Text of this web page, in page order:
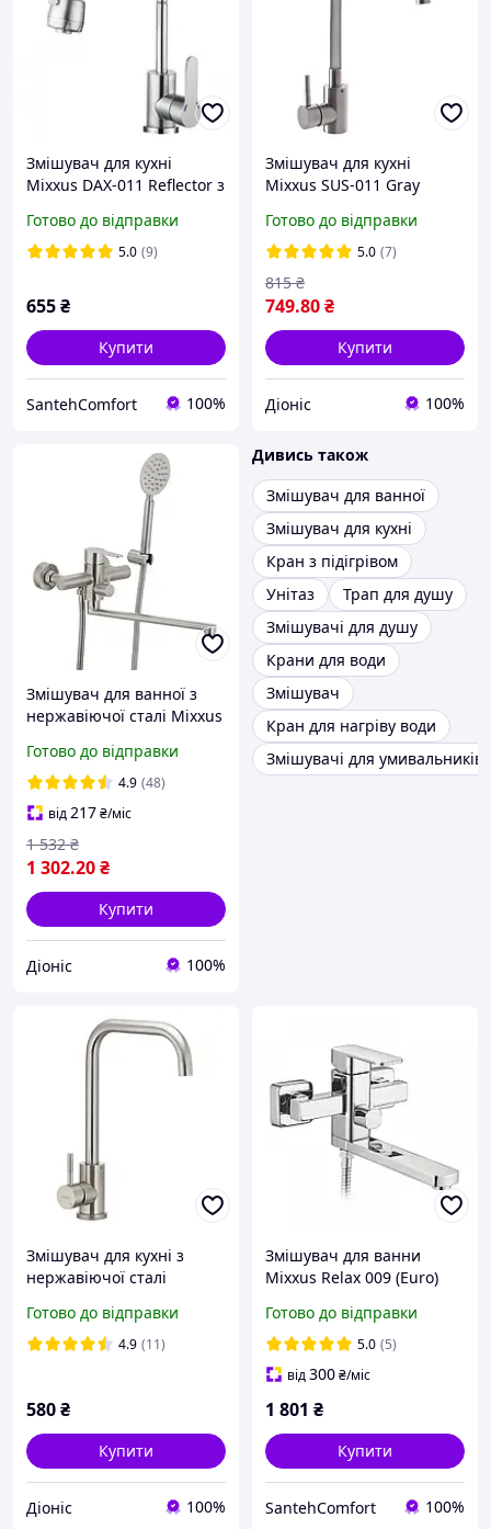
Змішувач для кухні
Mixxus DAX-011 Reflector з
нерж. сталі SUS304
Готово до відправки
5.0 (9)
655₴
Купити
SantehComfort 100%
Змішувач для кухні
Mixxus SUS-011 Gray
Готово до відправки
5.0 (7)
749.80₴
815 ₴
Купити
Діоніс 100%
Змішувач для ванної з
нержавіючої сталі Mixxus
Готово до відправки
4.9 (48)
від 217₴/міс
1 302.20₴
1 532 ₴
Купити
Діоніс 100%
Дивись також
Змішувач для ванної
Змішувач для кухні
Кран з підігрівом
Унітаз
Трап для душу
Змішувачі для душу
Крани для води
Змішувач
Кран для нагріву води
Змішувачі для умивальників
Змішувач для кухні з
нержавіючої сталі
Готово до відправки
4.9 (11)
580₴
Купити
Діоніс 100%
Змішувач для ванни
Mixxus Relax 009 (Euro)
Готово до відправки
5.0 (5)
від300₴/міс
1 801 ₴
Купити
SantehComfort 100%